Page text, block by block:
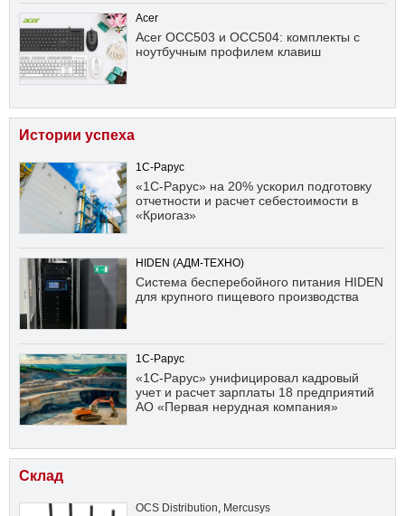
Acer
Acer OCC503 и OCC504: комплекты с
ноутбучным профилем клавиш
Истории успеха
1С-Рарус
«1С-Рарус» на 20% ускорил подготовку
отчетности и расчет себестоимости в
«Криогаз»
HIDEN (АДМ-ТЕХНО)
Система бесперебойного питания HIDEN
для крупного пищевого производства
1С-Рарус
«1С-Рарус» унифицировал кадровый
учет и расчет зарплаты 18 предприятий
АО «Первая нерудная компания»
Склад
OCS Distribution Mercusys